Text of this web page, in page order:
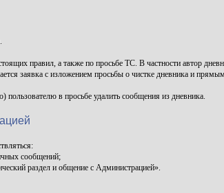
правил, а также по просьбе ТС. В частности автор
заявка с изложением просьбы о чистке дневника и
пользователю в просьбе удалить сообщения из дневника.
сообщений;
раздел и общение с Администрацией».